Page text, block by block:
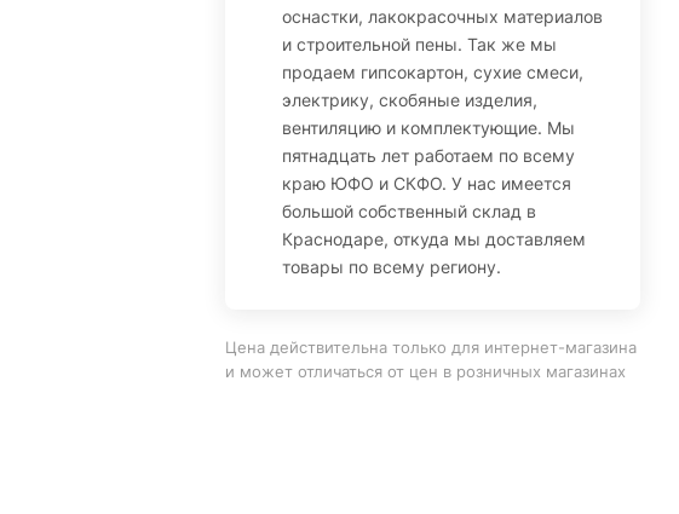
оснастки, лакокрасочных материалов
и строительной пены. Так же мы
продаем гипсокартон, сухие смеси,
электрику, скобяные изделия,
вентиляцию и комплектующие. Мы
пятнадцать лет работаем по всему
краю ЮФО и СКФО. У нас имеется
большой собственный склад в
Краснодаре, откуда мы доставляем
товары по всему региону.
Цена действительна только для интернет-магазина
и может отличаться от цен в розничных магазинах